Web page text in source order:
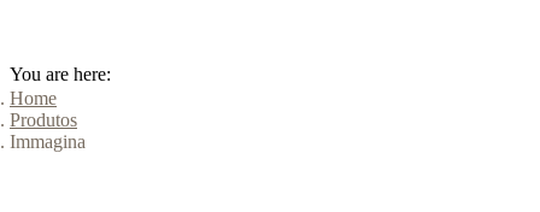
You are here:
Home
Produtos
Immagina